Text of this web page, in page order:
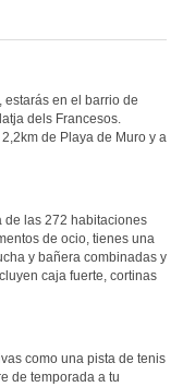
estarás en el barrio de
dels Francesos.
de Playa de Muro y a
de las 272 habitaciones
de ocio, tienes una
y bañera combinadas y
caja fuerte, cortinas
como una pista de tenis
de temporada a tu